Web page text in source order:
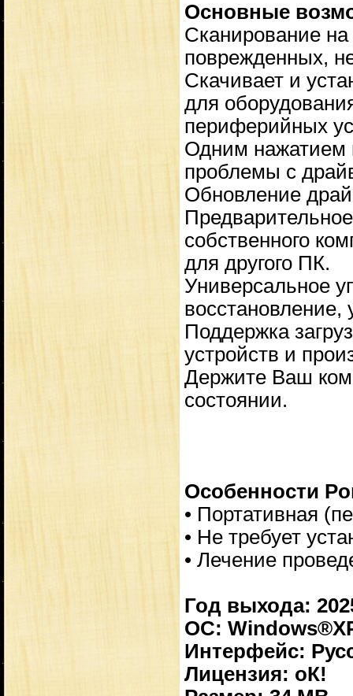
Основные
Сканирование
поврежденных,
Скачивает и
для
периферийных
Одним нажатием
проблемы с
Обновление
собственного
для другого ПК.
Универсальное
восстановление,
Поддержка
устройств и
Держите Ваш
состоянии.
Особенности
• Портативная
• Не требует
• Лечение
Год выхода:
ОС:
Интерфейс:
Лицензия: оК!